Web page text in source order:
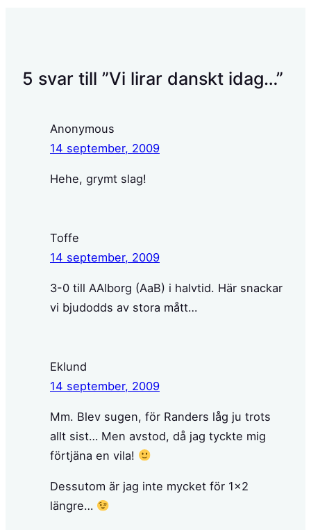
5 svar till ”Vi lirar danskt idag…”
Anonymous
14 september, 2009
Hehe, grymt slag!
Toffe
14 september, 2009
3-0 till AAlborg (AaB) i halvtid. Här snackar
vi bjudodds av stora mått…
Eklund
14 september, 2009
Mm. Blev sugen, för Randers låg ju trots
allt sist… Men avstod, då jag tyckte mig
förtjäna en vila!
Dessutom är jag inte mycket för 1×2
längre…